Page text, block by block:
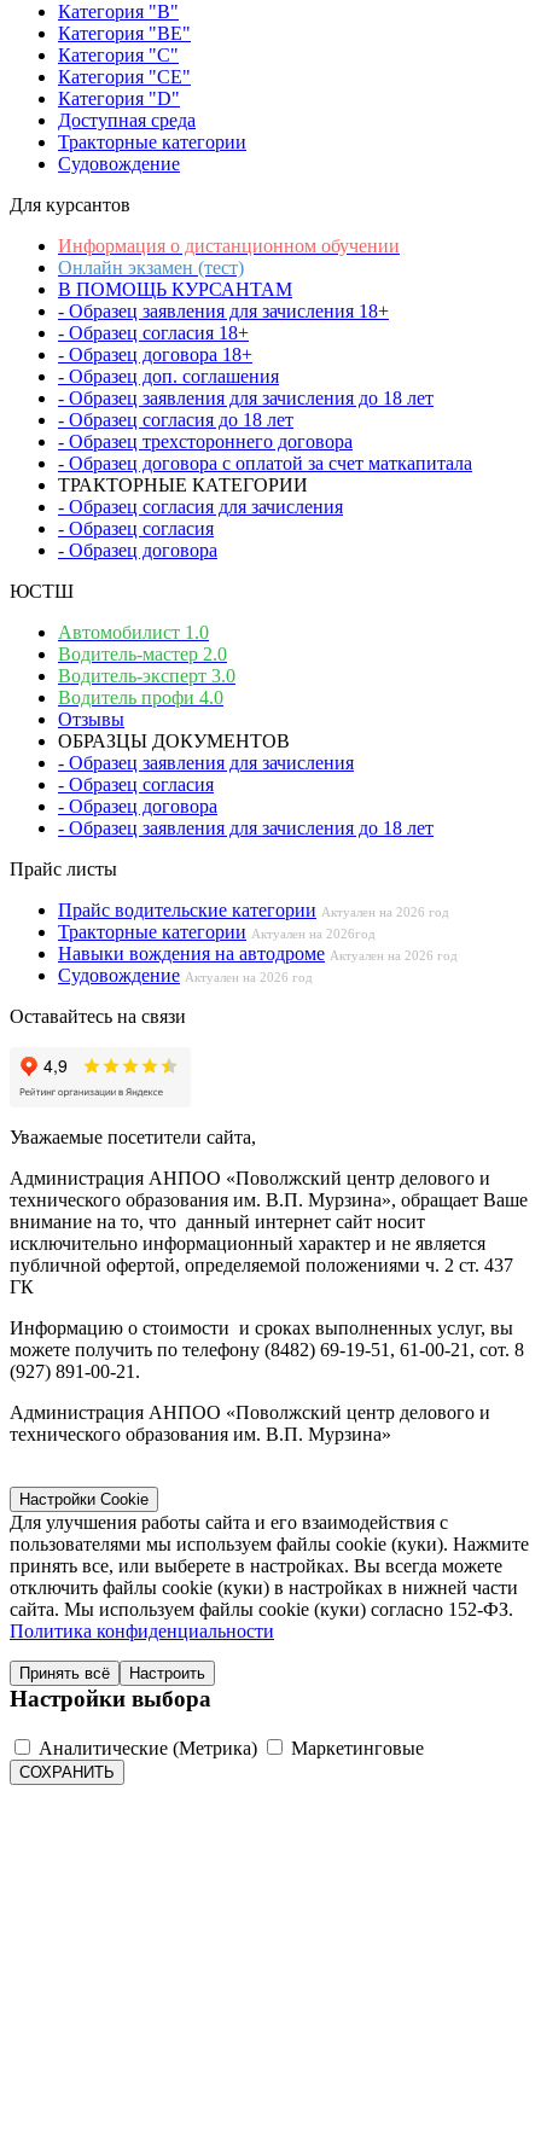
Категория "B"
Категория "BE"
Категория "C"
Категория "CE"
Категория "D"
Доступная среда
Тракторные категории
Судовождение
Для курсантов
Информация о дистанционном обучении
Онлайн экзамен (тест)
В ПОМОЩЬ КУРСАНТАМ
- Образец заявления для зачисления 18+
- Образец согласия 18+
- Образец договора 18+
- Образец доп. соглашения
- Образец заявления для зачисления до 18 лет
- Образец согласия до 18 лет
- Образец трехстороннего договора
- Образец договора с оплатой за счет маткапитала
ТРАКТОРНЫЕ КАТЕГОРИИ
- Образец согласия для зачисления
- Образец согласия
- Образец договора
ЮСТШ
Автомобилист 1.0
Водитель-мастер 2.0
Водитель-эксперт 3.0
Водитель профи 4.0
Отзывы
ОБРАЗЦЫ ДОКУМЕНТОВ
- Образец заявления для зачисления
- Образец согласия
- Образец договора
- Образец заявления для зачисления до 18 лет
Прайс листы
Прайс водительские категории Актуален на 2026 год
Тракторные категории Актуален на 2026год
Навыки вождения на автодроме Актуален на 2026 год
Судовождение Актуален на 2026 год
Оставайтесь на связи
Уважаемые посетители сайта,
Администрация АНПОО «Поволжский центр делового и
технического образования им. В.П. Мурзина», обращает Ваше
внимание на то, что данный интернет сайт носит
исключительно информационный характер и не является
публичной офертой, определяемой положениями ч. 2 ст. 437
ГК
Информацию о стоимости и сроках выполненных услуг, вы
можете получить по телефону (8482) 69-19-51, 61-00-21, сот. 8
(927) 891-00-21.
Администрация АНПОО «Поволжский центр делового и
технического образования им. В.П. Мурзина»
Настройки Cookie
Для улучшения работы сайта и его взаимодействия с
пользователями мы используем файлы cookie (куки). Нажмите
принять все, или выберете в настройках. Вы всегда можете
отключить файлы cookie (куки) в настройках в нижней части
сайта. Мы используем файлы cookie (куки) согласно 152-ФЗ.
Политика конфиденциальности
Принять всё Настроить
Настройки выбора
Аналитические (Метрика) Маркетинговые
СОХРАНИТЬ